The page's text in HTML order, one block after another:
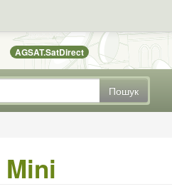
AGSAT.SatDirect
Пошук
Mini